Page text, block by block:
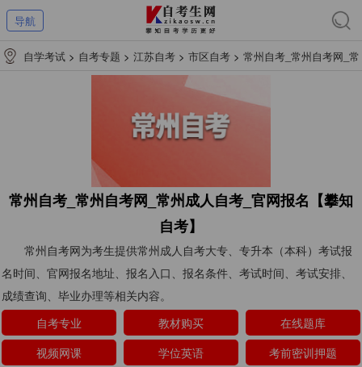
导航
自学考试 > 自考专题 > 江苏自考 > 市区自考 > 常州自考_常州自考网_常
常州自考_常州自考网_常州成人自考_官网报名【攀知
自考】
常州自考网为考生提供常州成人自考大专、专升本（本科）考试报
名时间、官网报名地址、报名入口、报名条件、考试时间、考试安排、
成绩查询、毕业办理等相关内容。
自考专业
教材购买
在线题库
视频网课
学位英语 考前密训押题